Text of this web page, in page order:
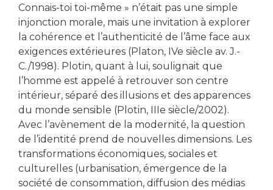
Connais-toi toi-même » n’était pas une simple
injonction morale, mais une invitation à explorer
la cohérence et l’authenticité de l’âme face aux
exigences extérieures (Platon, IVe siècle av. J.-
C./1998). Plotin, quant à lui, soulignait que
l’homme est appelé à retrouver son centre
intérieur, séparé des illusions et des apparences
du monde sensible (Plotin, IIIe siècle/2002).
Avec l’avènement de la modernité, la question
de l’identité prend de nouvelles dimensions. Les
transformations économiques, sociales et
culturelles (urbanisation, émergence de la
société de consommation, diffusion des médias